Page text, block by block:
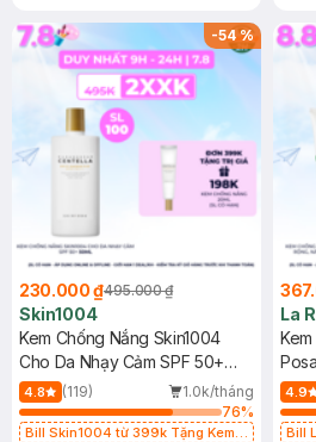
25ml (SL Có Hạn)
-54%
230.000 ₫495.000 ₫
Skin1004
Kem Chống Nắng Skin1004
Cho Da Nhạy Cảm SPF 50+
50ml
4.8 (119)
1.0k/tháng
76%
Bill Skin1004 từ 399k Tặng Kem
La
4.9
Bill